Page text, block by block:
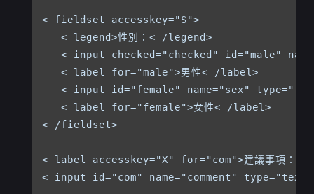
< fieldset accesskey="S">
   < legend>性別：< /legend>
< input checked="checked" id="male"
   < label for="male">男性< /label>
< input id="female" name="sex"
   < label for="female">女性< /label>
< /fieldset>
< label accesskey="X" for="com">建議事項：
< input id="com" name="comment" type="text"